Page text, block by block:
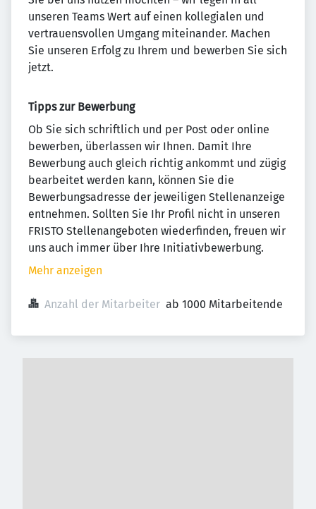
unseren Teams Wert auf einen kollegialen und
vertrauensvollen Umgang miteinander. Machen
Sie unseren Erfolg zu Ihrem und bewerben Sie sich
jetzt.
Tipps zur Bewerbung
Ob Sie sich schriftlich und per Post oder online
bewerben, überlassen wir Ihnen. Damit Ihre
Bewerbung auch gleich richtig ankommt und zügig
bearbeitet werden kann, können Sie die
Bewerbungsadresse der jeweiligen Stellenanzeige
entnehmen. Sollten Sie Ihr Profil nicht in unseren
FRISTO Stellenangeboten wiederfinden, freuen wir
uns auch immer über Ihre Initiativbewerbung.
Mehr anzeigen
Anzahl der Mitarbeiter ab 1000 Mitarbeitende